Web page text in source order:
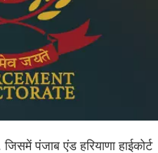
पंजाब एंड हरियाणा हाईकोर्ट